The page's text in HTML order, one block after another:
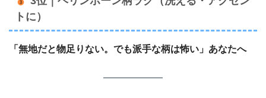
トに）
「無地だと物足りない。でも派手な柄は怖い」あなたへ